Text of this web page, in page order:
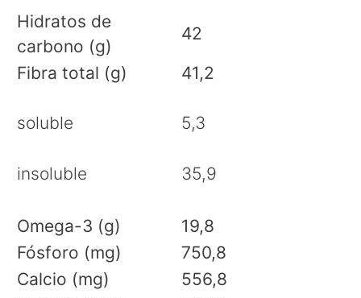
Hidratos de
carbono (g)
42
Fibra total (g)
soluble
insoluble
41,2
5,3
35,9
Omega-3 (g)
19,8
Fósforo (mg)
750,8
Calcio (mg)
556,8